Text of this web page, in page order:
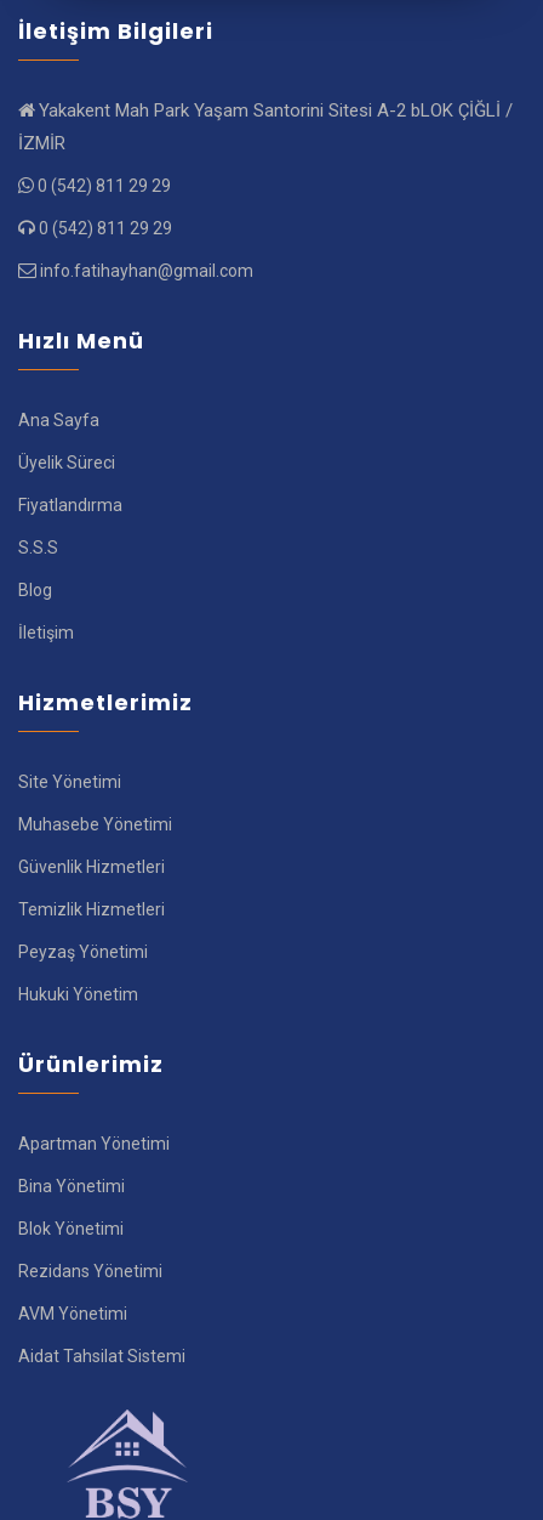
İletişim Bilgileri
Yakakent Mah Park Yaşam Santorini Sitesi A-2 bLOK ÇİĞLİ /
İZMİR
0 (542) 811 29 29
0 (542) 811 29 29
info.fatihayhan@gmail.com
Hızlı Menü
Ana Sayfa
Üyelik Süreci
Fiyatlandırma
S.S.S
Blog
İletişim
Hizmetlerimiz
Site Yönetimi
Muhasebe Yönetimi
Güvenlik Hizmetleri
Temizlik Hizmetleri
Peyzaş Yönetimi
Hukuki Yönetim
Ürünlerimiz
Apartman Yönetimi
Bina Yönetimi
Blok Yönetimi
Rezidans Yönetimi
AVM Yönetimi
Aidat Tahsilat Sistemi